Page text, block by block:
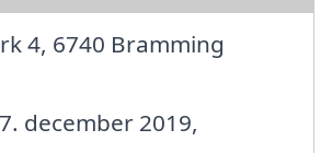
4, 6740 Bramming
december 2019,